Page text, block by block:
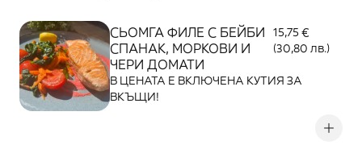
СЬОМГА ФИЛЕ С БЕЙБИ
СПАНАК, МОРКОВИ И
ЧЕРИ ДОМАТИ
15,75 €
(30,80 лв.)
В ЦЕНАТА Е ВКЛЮЧЕНА КУТИЯ ЗА
ВКЪЩИ!